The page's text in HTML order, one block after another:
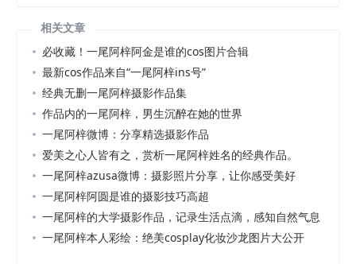
相关文章
必收藏！一尾阿梓阿金是谁的cos图片合辑
最新cos作品来自“一尾阿梓ins号”
经典无删一尾阿梓摄影作品集
作品内的一尾阿梓，男生沉醉在她的世界
一尾阿梓微博：分享精选摄影作品
爱美之心人皆有之，赏析一尾阿梓姓名的经典作品。
一尾阿梓azusa微博：摄影照片分享，让你感受美好
一尾阿梓阿圆是谁的摄影技巧高超
一尾阿梓的大学摄影作品，记录生活点滴，感知自然气息
一尾阿梓本人彩绘：绝美cosplay化妆沙龙图片大公开